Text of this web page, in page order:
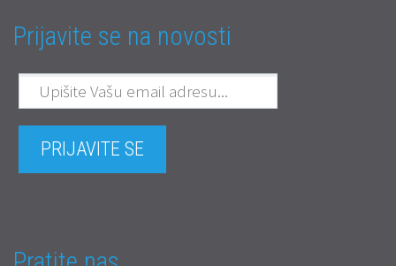
Prijavite se na novosti